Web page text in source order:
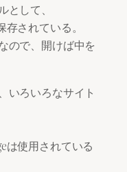
して、
されている。
ので、開けば中を
いろいろなサイト
は使用されている